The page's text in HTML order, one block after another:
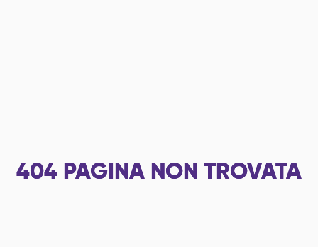
404 PAGINA NON TROVATA